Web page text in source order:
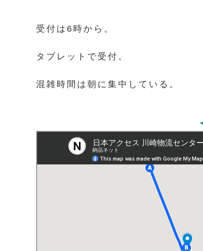
受付は6時から。
タブレットで受付。
混雑時間は朝に集中している。